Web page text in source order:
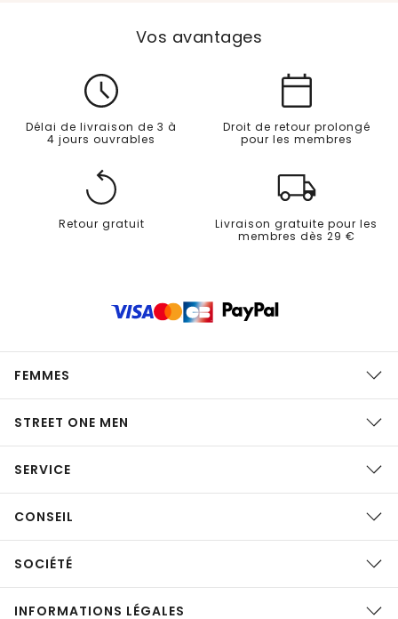
Vos avantages
Délai de livraison de 3 à
4 jours ouvrables
Droit de retour prolongé
pour les membres
Retour gratuit
Livraison gratuite pour les
membres dès 29 €
FEMMES
STREET ONE MEN
SERVICE
CONSEIL
SOCIÉTÉ
INFORMATIONS LÉGALES